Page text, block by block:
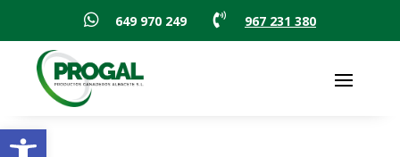
Abrir barra de herramientas
 649 970 249  967 231 380